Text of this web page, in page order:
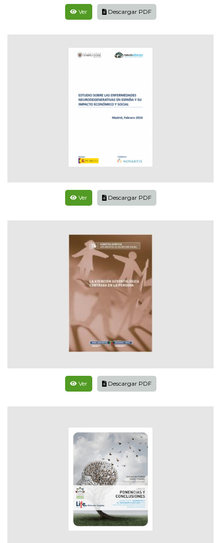
Ver Descargar PDF
Ver Descargar PDF
Ver Descargar PDF